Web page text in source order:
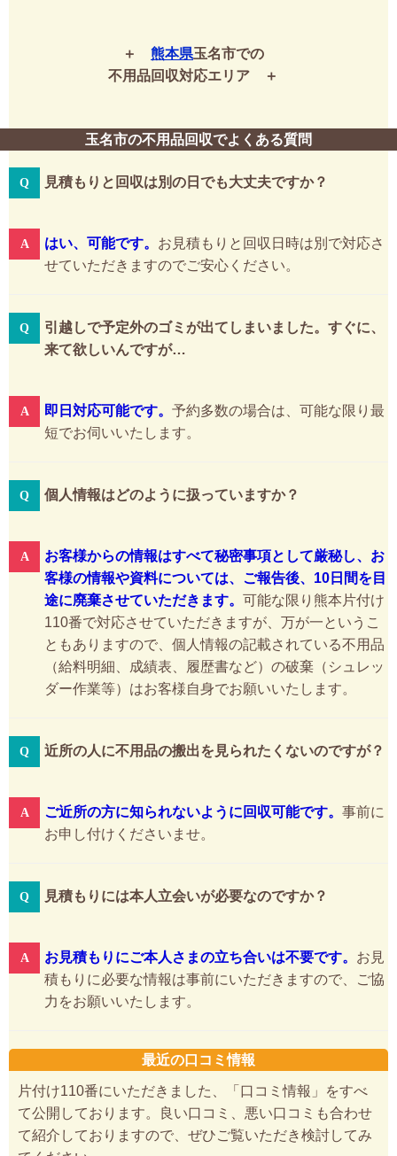
熊本県玉名市での
不用品回収対応エリア
玉名市の不用品回収でよくある質問
見積もりと回収は別の日でも大丈夫ですか？
はい、可能です。 お見積もりと回収日時は別で対応さ
せていただきますのでご安心ください。
引越しで予定外のゴミが出てしまいました。すぐに、
来て欲しいんですが…
即日対応可能です。 予約多数の場合は、可能な限り最
短でお伺いいたします。
個人情報はどのように扱っていますか？
お客様からの情報はすべて秘密事項として厳秘し、お
客様の情報や資料については、ご報告後、10日間を目
途に廃棄させていただきます。 可能な限り熊本片付け
110番で対応させていただきますが、万が一というこ
ともありますので、個人情報の記載されている不用品
（給料明細、成績表、履歴書など）の破棄（シュレッ
ダー作業等）はお客様自身でお願いいたします。
近所の人に不用品の搬出を見られたくないのですが？
ご近所の方に知られないように回収可能です。 事前に
お申し付けくださいませ。
見積もりには本人立会いが必要なのですか？
お見積もりにご本人さまの立ち合いは不要です。 お見
積もりに必要な情報は事前にいただきますので、ご協
力をお願いいたします。
最近の口コミ情報
片付け110番にいただきました、「口コミ情報」をすべ
て公開しております。良い口コミ、悪い口コミも合わせ
て紹介しておりますので、ぜひご覧いただき検討してみ